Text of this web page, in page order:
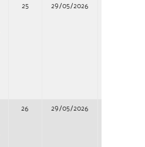
25 29/05/2026
26 29/05/2026